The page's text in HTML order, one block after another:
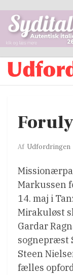
Af Udfordringen
Markussen
14. maj i
Mirakuløst
Gardar
sognepræst
Steen
fælles